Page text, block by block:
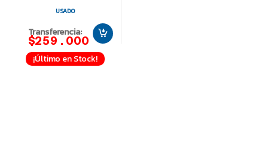
USADO
Transferencia:
$259.000
¡Último en Stock!